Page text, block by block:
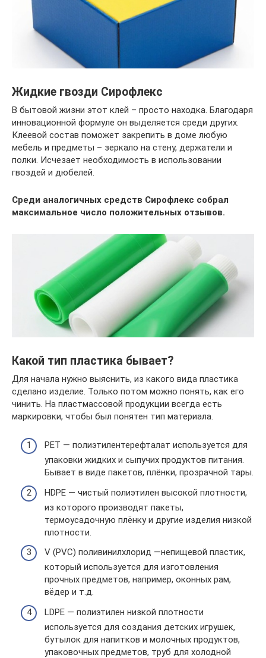
Жидкие гвозди Сирофлекс
В бытовой жизни этот клей – просто находка. Благодаря
инновационной формуле он выделяется среди других.
Клеевой состав поможет закрепить в доме любую
мебель и предметы – зеркало на стену, держатели и
полки. Исчезает необходимость в использовании
гвоздей и дюбелей.
Среди аналогичных средств Сирофлекс собрал
максимальное число положительных отзывов.
Какой тип пластика бывает?
Для начала нужно выяснить, из какого вида пластика
сделано изделие. Только потом можно понять, как его
чинить. На пластмассовой продукции всегда есть
маркировки, чтобы был понятен тип материала.
РЕТ — полиэтилентерефталат используется для
упаковки жидких и сыпучих продуктов питания.
Бывает в виде пакетов, плёнки, прозрачной тары.
HDPE — чистый полиэтилен высокой плотности,
из которого производят пакеты,
термоусадочную плёнку и другие изделия низкой
плотности.
V (PVC) поливинилхлорид —непищевой пластик,
который используется для изготовления
прочных предметов, например, оконных рам,
вёдер и т.д.
LDPE — полиэтилен низкой плотности
используется для создания детских игрушек,
бутылок для напитков и молочных продуктов,
упаковочных предметов, труб для холодной